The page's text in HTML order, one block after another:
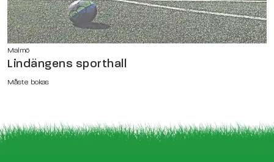
Malmö
Lindängens sporthall
Måste bokas